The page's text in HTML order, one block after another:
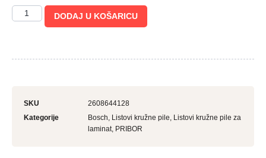
DODAJ U KOŠARICU
SKU
2608644128
Kategorije
Bosch, Listovi kružne pile, Listovi kružne pile za
laminat, PRIBOR